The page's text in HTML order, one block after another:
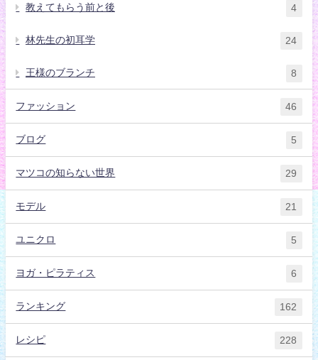
教えてもらう前と後 4
林先生の初耳学 24
王様のブランチ 8
ファッション 46
ブログ 5
マツコの知らない世界 29
モデル 21
ユニクロ 5
ヨガ・ピラティス 6
ランキング 162
レシピ 228